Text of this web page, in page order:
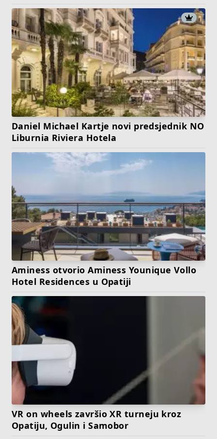
Daniel Michael Kartje novi predsjednik NO
Liburnia Riviera Hotela
Aminess otvorio Aminess Younique Vollo
Hotel Residences u Opatiji
VR on wheels završio XR turneju kroz
Opatiju, Ogulin i Samobor